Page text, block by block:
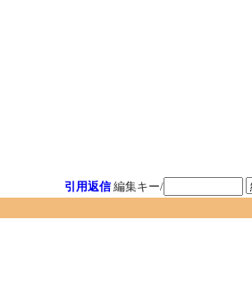
引用返信 編集キー/